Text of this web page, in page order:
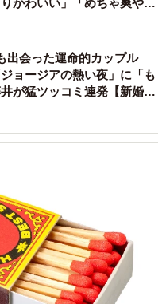
まった。えのんさんを家
ら出て部屋をおそるお
に籠城した。
いてあげようと持って行
た。あとはほったらか
らも思っていました」
お近づきのちゅーるを差
きてご飯をがつがつ食
いにはMさんの足元でゴ
るの早くない？」とMさ
させてくれたし、ブラッ
エティー」 マレーシア移住
子どもの教育考え「小学
イミングで挑戦」
ホームの隅に何やら「ドロ
忍者 この暑い中いったい
たら… 「見つかるなんて
合いから唐突なメッセー
こともできる賢い返信文と